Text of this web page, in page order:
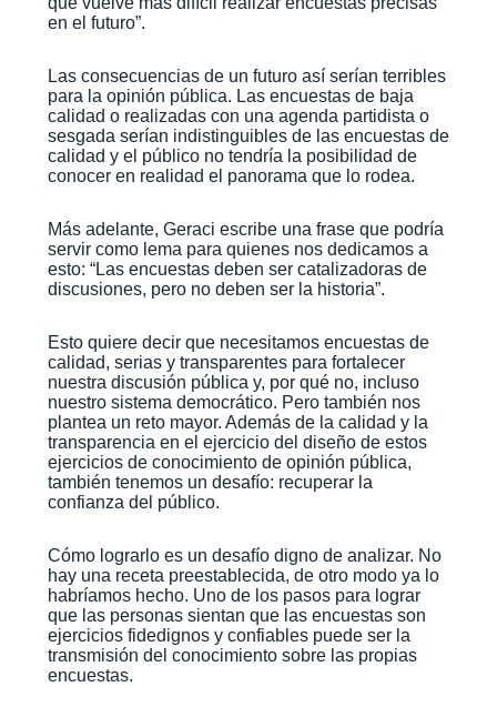
en el futuro”.
Las consecuencias de un futuro así serían terribles
para la opinión pública. Las encuestas de baja
calidad o realizadas con una agenda partidista o
sesgada serían indistinguibles de las encuestas de
calidad y el público no tendría la posibilidad de
conocer en realidad el panorama que lo rodea.
Más adelante, Geraci escribe una frase que podría
servir como lema para quienes nos dedicamos a
esto: “Las encuestas deben ser catalizadoras de
discusiones, pero no deben ser la historia”.
Esto quiere decir que necesitamos encuestas de
calidad, serias y transparentes para fortalecer
nuestra discusión pública y, por qué no, incluso
nuestro sistema democrático. Pero también nos
plantea un reto mayor. Además de la calidad y la
transparencia en el ejercicio del diseño de estos
ejercicios de conocimiento de opinión pública,
también tenemos un desafío: recuperar la
confianza del público.
Cómo lograrlo es un desafío digno de analizar. No
hay una receta preestablecida, de otro modo ya lo
habríamos hecho. Uno de los pasos para lograr
que las personas sientan que las encuestas son
ejercicios fidedignos y confiables puede ser la
transmisión del conocimiento sobre las propias
encuestas.